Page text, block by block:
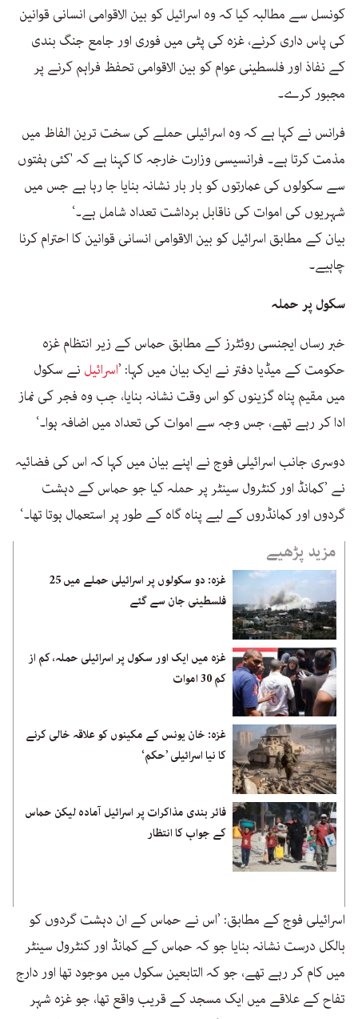
کونسل سے مطالبہ کیا کہ وہ اسرائیل کو بین الاقوامی انسانی قوانین
کی پاس داری کرنے، غزہ کی پٹی میں فوری اور جامع جنگ بندی
کے نفاذ اور فلسطینی عوام کو بین الاقوامی تحفظ فراہم کرنے پر
مجبور کرے۔
فرانس نے کہا ہے کہ وہ اسرائیلی حملے کی سخت ترین الفاظ میں
مذمت کرتا ہے۔ فرانسیسی وزارت خارجہ کا کہنا ہے کہ 'کئی ہفتوں
سے سکولوں کی عمارتوں کو بار بار نشانہ بنایا جا رہا ہے جس میں
شہریوں کی اموات کی ناقابل برداشت تعداد شامل ہے۔‘
بیان کے مطابق اسرائیل کو بین الاقوامی انسانی قوانین کا احترام کرنا
چاہیے۔
سکول پر حملہ
خبر رساں ایجنسی روئٹرز کے مطابق حماس کے زیر انتظام غزہ
حکومت کے میڈیا دفتر نے ایک بیان میں کہا: ’اسرائیل نے سکول
میں مقیم پناہ گزینوں کو اس وقت نشانہ بنایا، جب وہ فجر کی نماز
ادا کر رہے تھے، جس وجہ سے اموات کی تعداد میں اضافہ ہوا۔‘
دوسری جانب اسرائیلی فوج نے اپنے بیان میں کہا کہ اس کی فضائیہ
نے ’کمانڈ اور کنٹرول سینٹر پر حملہ کیا جو حماس کے دہشت
گردوں اور کمانڈروں کے لیے پناہ گاہ کے طور پر استعمال ہوتا تھا۔‘
مزید پڑھیے
غزہ: دو سکولوں پر اسرائیلی حملے میں 25
فلسطینی جان سے گئے
غزہ میں ایک اور سکول پر اسرائیلی حملہ، کم از
کم 30 اموات
غزہ: خان یونس کے مکینوں کو علاقہ خالی کرنے
کا نیا اسرائیلی ’حکم‘
فائر بندی مذاکرات پر اسرائیل آمادہ لیکن حماس
کے جواب کا انتظار
اسرائیلی فوج کے مطابق: ’اس نے حماس کے ان دہشت گردوں کو
بالکل درست نشانہ بنایا جو کہ حماس کے کمانڈ اور کنٹرول سینٹر
میں کام کر رہے تھے، جو کہ التابعین سکول میں موجود تھا اور دارج
تفاح کے علاقے میں ایک مسجد کے قریب واقع تھا، جو غزہ شہر